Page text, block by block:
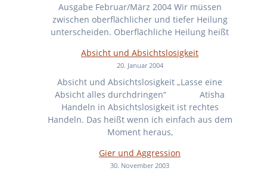
Ausgabe Februar/März 2004 Wir müssen
zwischen oberflächlicher und tiefer Heilung
unterscheiden. Oberflächliche Heilung heißt
Absicht und Absichtslosigkeit
20. Januar 2004
Absicht und Absichtslosigkeit „Lasse eine
Absicht alles durchdringen“ Atisha
Handeln in Absichtslosigkeit ist rechtes
Handeln. Das heißt wenn ich einfach aus dem
Moment heraus,
Gier und Aggression
30. November 2003